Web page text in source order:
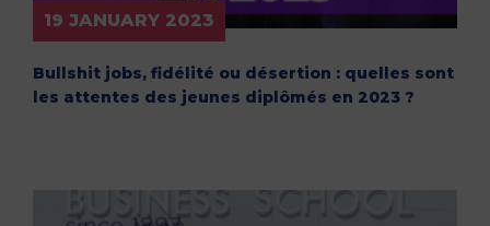
19 JANUARY 2023
Bullshit jobs, fidélité ou désertion : quelles sont
les attentes des jeunes diplômés en 2023 ?